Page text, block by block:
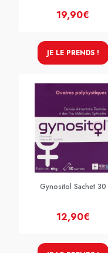
19,90€
JE LE PRENDS !
Gynositol Sachet 30
12,90€